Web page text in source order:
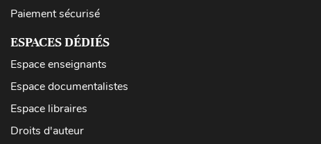
Paiement sécurisé
ESPACES DÉDIÉS
Espace enseignants
Espace documentalistes
Espace libraires
Droits d'auteur